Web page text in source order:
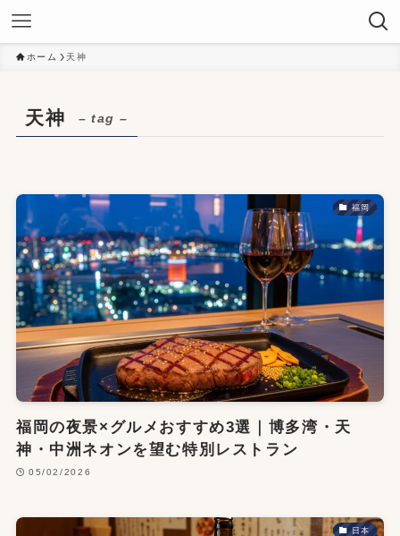
ホーム 天神
天神 – tag –
福岡
福岡の夜景×グルメおすすめ3選｜博多湾・天
神・中洲ネオンを望む特別レストラン
05/02/2026
日本